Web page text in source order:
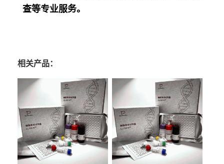
查等专业服务。
相关产品：